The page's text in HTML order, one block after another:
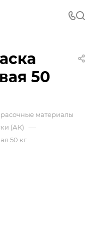
50
материалы
(АК) —
50 кг